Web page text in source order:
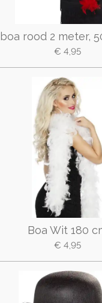
boa rood 2 meter,
€ 4,95
Boa Wit 180
€ 4,95